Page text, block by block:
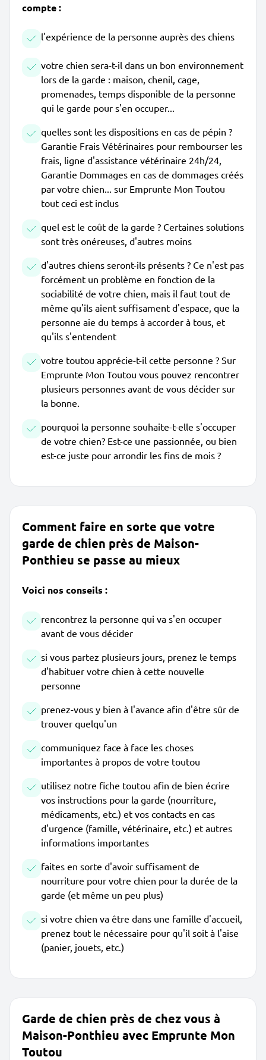
compte :
l'expérience de la personne auprès des chiens
votre chien sera-t-il dans un bon environnement
lors de la garde : maison, chenil, cage,
promenades, temps disponible de la personne
qui le garde pour s'en occuper...
quelles sont les dispositions en cas de pépin ?
Garantie Frais Vétérinaires pour rembourser les
frais, ligne d'assistance vétérinaire 24h/24,
Garantie Dommages en cas de dommages créés
par votre chien... sur Emprunte Mon Toutou
tout ceci est inclus
quel est le coût de la garde ? Certaines solutions
sont très onéreuses, d'autres moins
d'autres chiens seront-ils présents ? Ce n'est pas
forcément un problème en fonction de la
sociabilité de votre chien, mais il faut tout de
même qu'ils aient suffisament d'espace, que la
personne aie du temps à accorder à tous, et
qu'ils s'entendent
votre toutou apprécie-t-il cette personne ? Sur
Emprunte Mon Toutou vous pouvez rencontrer
plusieurs personnes avant de vous décider sur
la bonne.
pourquoi la personne souhaite-t-elle s'occuper
de votre chien? Est-ce une passionnée, ou bien
est-ce juste pour arrondir les fins de mois ?
Comment faire en sorte que votre
garde de chien près de Maison-
Ponthieu se passe au mieux
Voici nos conseils :
rencontrez la personne qui va s'en occuper
avant de vous décider
si vous partez plusieurs jours, prenez le temps
d'habituer votre chien à cette nouvelle
personne
prenez-vous y bien à l'avance afin d'être sûr de
trouver quelqu'un
communiquez face à face les choses
importantes à propos de votre toutou
utilisez notre fiche toutou afin de bien écrire
vos instructions pour la garde (nourriture,
médicaments, etc.) et vos contacts en cas
d'urgence (famille, vétérinaire, etc.) et autres
informations importantes
faites en sorte d'avoir suffisament de
nourriture pour votre chien pour la durée de la
garde (et même un peu plus)
si votre chien va être dans une famille d'accueil,
prenez tout le nécessaire pour qu'il soit à l'aise
(panier, jouets, etc.)
Garde de chien près de chez vous à
Maison-Ponthieu avec Emprunte Mon
Toutou